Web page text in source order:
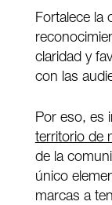
Fortalece la
claridad y
con las
Por eso, es
territorio de
de la
único
marcas a